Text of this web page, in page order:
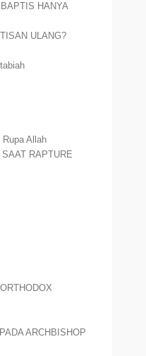
HANYA
ULANG?
Allah
RAPTURE
ARCHBISHOP